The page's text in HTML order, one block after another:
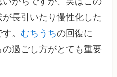
長引いたり慢性化した
。 むちうちの回復に
過ごし方がとても重要